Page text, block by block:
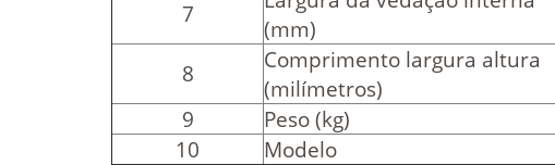
7
(mm)
8
Comprimento largura altura
(milímetros)
9
Peso (kg)
10
Modelo